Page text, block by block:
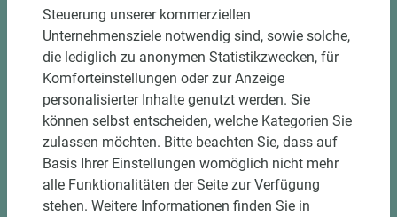
Verpackung der Fixmaße
Jetzt Zuschnitt anfragen
Steuerung unserer kommerziellen
Unternehmensziele notwendig sind, sowie solche,
die lediglich zu anonymen Statistikzwecken, für
Komforteinstellungen oder zur Anzeige
personalisierter Inhalte genutzt werden. Sie
können selbst entscheiden, welche Kategorien Sie
zulassen möchten. Bitte beachten Sie, dass auf
Basis Ihrer Einstellungen womöglich nicht mehr
alle Funktionalitäten der Seite zur Verfügung
stehen. Weitere Informationen finden Sie in